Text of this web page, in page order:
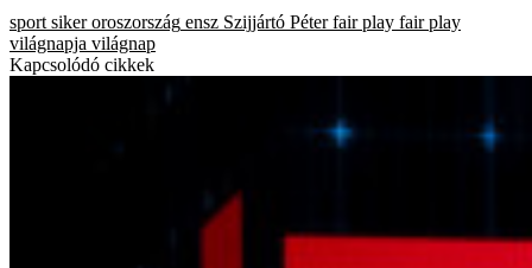
sport siker oroszország ensz Szijjártó Péter fair play fair play
világnapja világnap
Kapcsolódó cikkek